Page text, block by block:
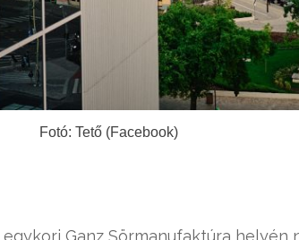
Fotó: Tető (Facebook)
Ganz Sörmanufaktúra helyén